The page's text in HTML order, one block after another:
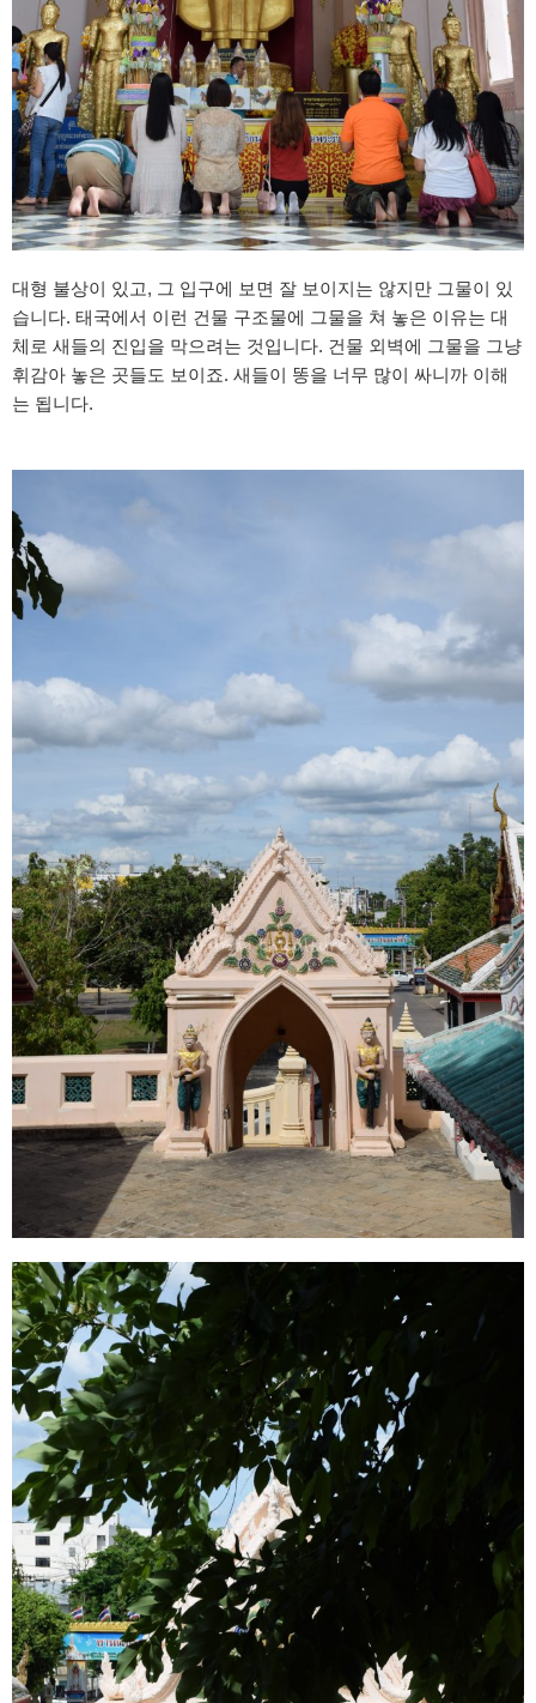
대형 불상이 있고, 그 입구에 보면 잘 보이지는 않지만 그물이 있
습니다. 태국에서 이런 건물 구조물에 그물을 쳐 놓은 이유는 대
체로 새들의 진입을 막으려는 것입니다. 건물 외벽에 그물을 그냥
휘감아 놓은 곳들도 보이죠. 새들이 똥을 너무 많이 싸니까 이해
는 됩니다.